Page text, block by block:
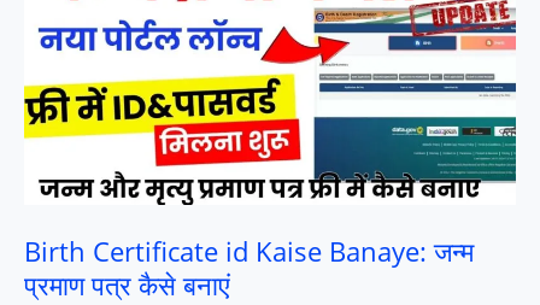
Birth Certificate id Kaise Banaye: जन्म
प्रमाण पत्र कैसे बनाएं